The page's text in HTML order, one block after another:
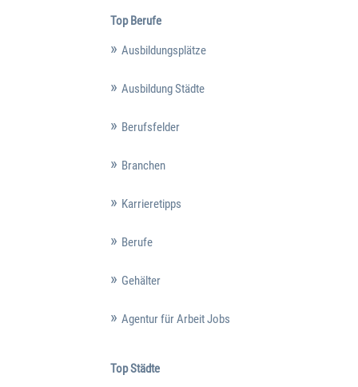
Top Berufe
Ausbildungsplätze
Ausbildung Städte
Berufsfelder
Branchen
Karrieretipps
Berufe
Gehälter
Agentur für Arbeit Jobs
Top Städte